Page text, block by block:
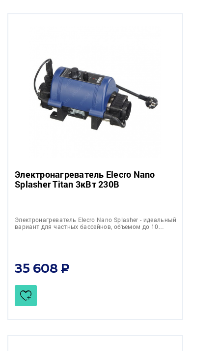
Электронагреватель Elecro Nano
Splasher Titan 3кВт 230В
Электронагреватель Elecro Nano Splasher - идеальный
вариант для частных бассейнов, объемом до 10…
35 608